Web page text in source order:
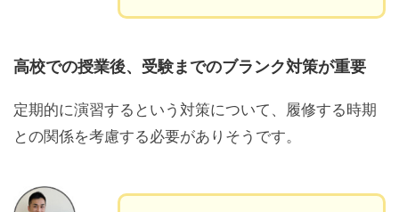
高校での授業後、受験までのブランク対策が重要
定期的に演習するという対策について、履修する時期
との関係を考慮する必要がありそうです。